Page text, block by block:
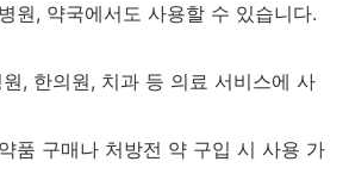
원, 약국에서도 사용할 수 있습니다.
, 한의원, 치과 등 의료 서비스에 사
품 구매나 처방전 약 구입 시 사용 가